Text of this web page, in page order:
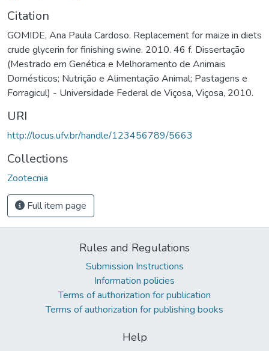
Citation
GOMIDE, Ana Paula Cardoso. Replacement for maize in diets
crude glycerin for finishing swine. 2010. 46 f. Dissertação
(Mestrado em Genética e Melhoramento de Animais
Domésticos; Nutrição e Alimentação Animal; Pastagens e
Forragicul) - Universidade Federal de Viçosa, Viçosa, 2010.
URI
http://locus.ufv.br/handle/123456789/5663
Collections
Zootecnia
Full item page
Rules and Regulations
Submission Instructions
Information policies
Terms of authorization for publication
Terms of authorization for publishing books
Help